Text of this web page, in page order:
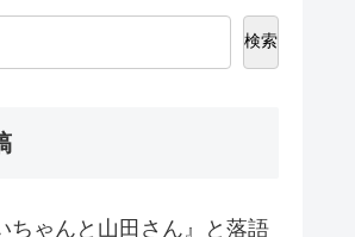
検索
ちゃんと山田さん』と落語